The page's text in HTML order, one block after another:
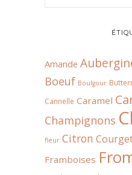
Amande
Boeuf Boulgour
Cannelle Caramel
Champignons
fleur Citron
Framboises